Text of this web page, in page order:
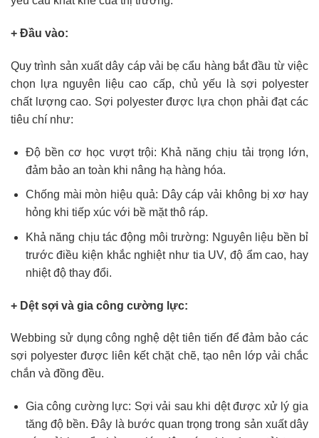
+ Đầu vào:
Quy trình sản xuất dây cáp vải bẹ cẩu hàng bắt đầu từ việc
chọn lựa nguyên liệu cao cấp, chủ yếu là sợi polyester
chất lượng cao. Sợi polyester được lựa chọn phải đạt các
tiêu chí như:
Độ bền cơ học vượt trội: Khả năng chịu tải trọng lớn,
đảm bảo an toàn khi nâng hạ hàng hóa.
Chống mài mòn hiệu quả: Dây cáp vải không bị xơ hay
hỏng khi tiếp xúc với bề mặt thô ráp.
Khả năng chịu tác động môi trường: Nguyên liệu bền bỉ
trước điều kiện khắc nghiệt như tia UV, độ ẩm cao, hay
nhiệt độ thay đổi.
+ Dệt sợi và gia công cường lực:
Webbing sử dụng công nghệ dệt tiên tiến để đảm bảo các
sợi polyester được liên kết chặt chẽ, tạo nên lớp vải chắc
chắn và đồng đều.
Gia công cường lực: Sợi vải sau khi dệt được xử lý gia
tăng độ bền. Đây là bước quan trọng trong sản xuất dây